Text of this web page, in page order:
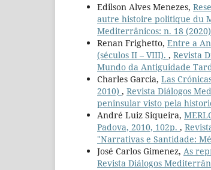
Edilson Alves Menezes,
autre histoire politique du
Mediterrânicos: n. 18
Renan Frighetto, Entre a
(séculos II – VIII). , Revista
Mundo da Antiguidade
Charles Garcia, Las
2010) , Revista Diálogos
peninsular visto pela
André Luiz Siqueira,
Padova, 2010, 102p. ,
"Narrativas e Santidade:
José Carlos Gimenez, As
Revista Diálogos